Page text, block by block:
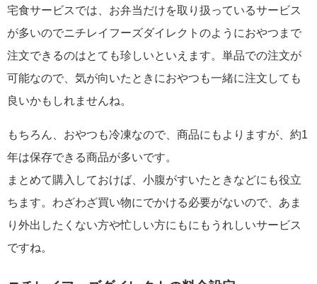
宅食サービスでは、お弁当だけを取り扱っているサービス
が多いのでニチレイフーズダイレクトのようにおやつまで
注文できるのはとても珍しいといえます。単品での注文が
可能なので、気が向いたときにおやつも一緒に注文しても
良いかもしれませんね。
もちろん、おやつも冷凍なので、商品にもよりますが、約1
年は保存できる商品が多いです。
まとめて購入しておけば、小腹がすいたときなどにも役立
ちます。わざわざ買い物にでかける必要がないので、あま
り外出したくない方や忙しい方にもにもうれしいサービス
ですね。